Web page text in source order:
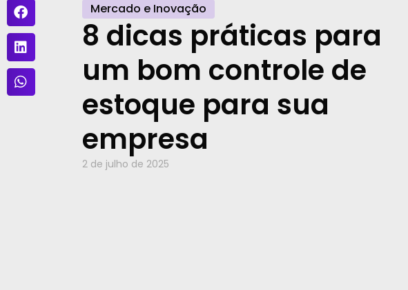
Mercado e Inovação
8 dicas práticas para
um bom controle de
estoque para sua
empresa
2 de julho de 2025